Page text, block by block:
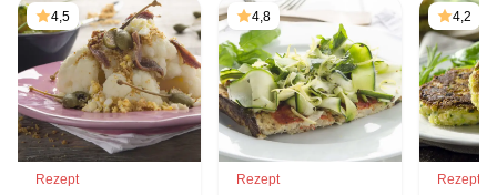
4,5
Rezept
4,8
Rezept
4,2
Rezept